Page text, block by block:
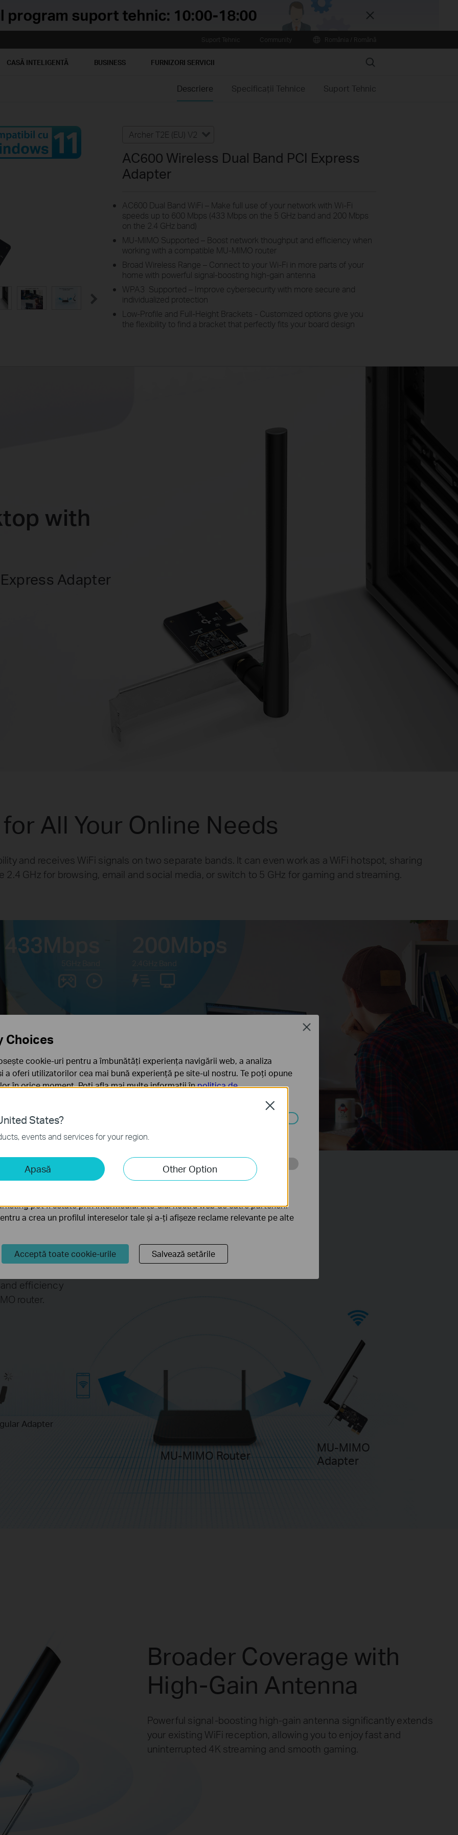
Close
CASĂ INTELIGENTĂ BUSINESS FURNIZORI SERVICII Search
Descriere Specificaţii Tehnice Suport Tehnic
Archer T2E (EU) V2
AC600 Wireless Dual Band PCI Express
Adapter
AC600 Dual Band WiFi – Make full use of your network with Wi-Fi
speeds up to 600 Mbps (433 Mbps on the 5 GHz band and 200 Mbps
on the 2.4 GHz band)
MU-MIMO Supported – Boost network thoughput and efficiency when
working with a compatible MU-MIMO router
Broad Wireless Range – Connect to your Wi-Fi in more parts of your
home with powerful signal-boosting high-gain antenna
WPA3 Supported – Improve cybersecurity with more secure and
individualized protection
Low-Profile and Full-Height Brackets - Customized options give you
the flexibility to find a bracket that perfectly fits your board design
with
Adapter
All Your Online Needs
and receives WiFi signals on two separate bands. It can even work as a WiFi hotspot, sharing
GHz for browsing, email and social media, or switch to 5 GHz for gaming and streaming.
433Mbps Mbps
2.4GHz Band
data
efficiency
router.
Adapter
MU-MIMO Router
MU-MIMO
Adapter
Broader Coverage with
High-Gain Antenna
Powerful signal-boosting high-gain antenna significantly extends
your existing WiFi reception, allowing you to enjoy fast and
uninterrupted 4K streaming and smooth gaming.
States?
events and services for your region.
Apasă Other Option
Close
Choices
cookie-uri pentru a îmbunătăți experiența navigării web, a analiza
a oferi utilizatorilor cea mai bună experiență pe site-ul nostru. Te poți opune
în orice moment. Poți afla mai multe informații înpolitica de
necesare pentru funcționarea site-ului web și nu pot fi dezactivate în
și marketing
ne permit să analizăm activitățile tale de pe site-ul nostru web a
funcționalitatea site-ului.
pot fi setate prin intermediul site-ului nostru web de către partenerii
a crea un profilul intereselor tale și a-ți afișeze reclame relevante pe alte
Acceptă toate cookie-urile Salvează setările
Close